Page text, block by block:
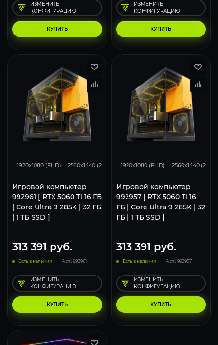
КУПИТЬ
ИЗМЕНИТЬ
КОНФИГУРАЦИЮ
КУПИТЬ
ИЗМЕНИТЬ
КОНФИГУРАЦИЮ
1920x1080 (FHD) 2560x1440 (2K) 3840x2160 (4K)
Игровой компьютер
992961 [ RTX 5060 Ti 16 ГБ
| Core Ultra 9 285K | 32 ГБ
| 1 ТБ SSD ]
313 391 руб.
Есть в наличии Арт.: 992961
КУПИТЬ
ИЗМЕНИТЬ
КОНФИГУРАЦИЮ
1920x1080 (FHD) 2560x1440 (2K)
Игровой компьютер
992957 [ RTX 5060 Ti 16
ГБ | Core Ultra 9 285K | 32
ГБ | 1 ТБ SSD ]
313 391 руб.
Есть в наличии Арт.: 992957
КУПИТЬ
ИЗМЕНИТЬ
КОНФИГУРАЦИЮ